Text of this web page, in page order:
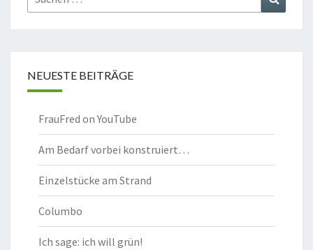
nach:
NEUESTE BEITRÄGE
FrauFred on YouTube
Am Bedarf vorbei konstruiert…
Einzelstücke am Strand
Columbo
Ich sage: ich will grün!